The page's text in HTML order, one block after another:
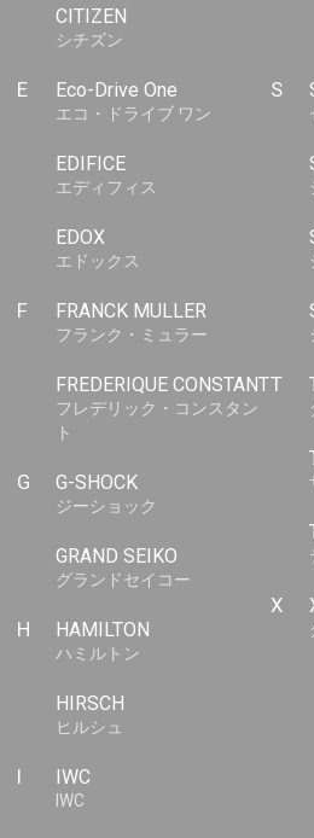
CITIZEN
シチズン
E Eco-Drive One
エコ・ドライブ ワン
EDIFICE
エディフィス
EDOX
エドックス
F FRANCK MULLER
フランク・ミュラー
FREDERIQUE CONSTANT
フレデリック・コンスタン
ト
G G-SHOCK
ジーショック
GRAND SEIKO
グランドセイコー
H HAMILTON
ハミルトン
HIRSCH
ヒルシュ
I IWC
IWC
S
T
X